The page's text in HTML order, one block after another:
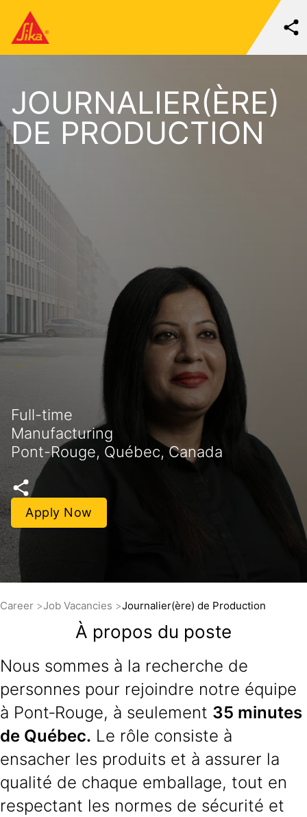
JOURNALIER(ÈRE)
DE PRODUCTION
Full-time
Manufacturing
Pont-Rouge, Québec, Canada
Apply Now
Career Job Vacancies Journalier(ère) de Production
À propos du poste
Nous sommes à la recherche de
personnes pour rejoindre notre équipe
à Pont‑Rouge, à seulement 35 minutes
de Québec. Le rôle consiste à
ensacher les produits et à assurer la
qualité de chaque emballage, tout en
respectant les normes de sécurité et